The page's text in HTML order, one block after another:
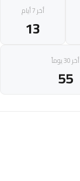
أخر 7 أيام
13
أخر 30 يوماً
55